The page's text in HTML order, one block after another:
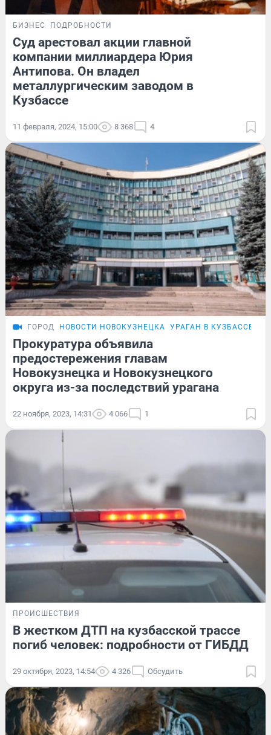
БИЗНЕС ПОДРОБНОСТИ
Суд арестовал акции главной
компании миллиардера Юрия
Антипова. Он владел
металлургическим заводом в
Кузбассе
11 февраля, 2024, 15:00 8 368 4
ГОРОД НОВОСТИ НОВОКУЗНЕЦКА УРАГАН В КУЗБАССЕ
Прокуратура объявила
предостережения главам
Новокузнецка и Новокузнецкого
округа из-за последствий урагана
22 ноября, 2023, 14:31 4 066 1
ПРОИСШЕСТВИЯ
В жестком ДТП на кузбасской трассе
погиб человек: подробности от ГИБДД
29 октября, 2023, 14:54 4 326 Обсудить